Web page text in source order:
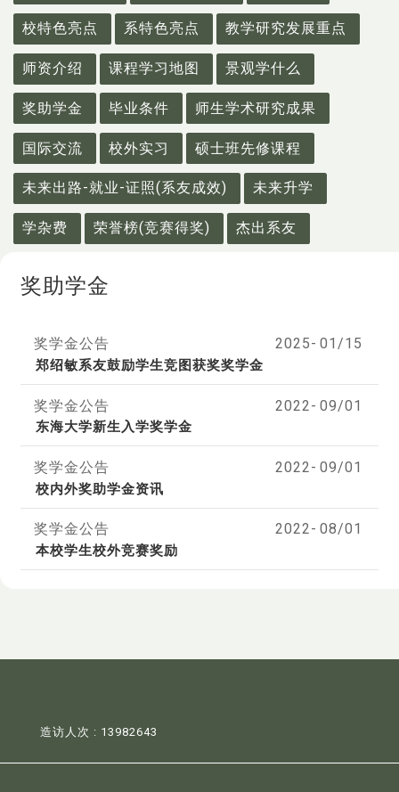
校特色亮点 系特色亮点 教学研究发展重点
师资介绍 课程学习地图 景观学什么
奖助学金 毕业条件 师生学术研究成果
国际交流 校外实习 硕士班先修课程
未来出路-就业-证照(系友成效) 未来升学
学杂费 荣誉榜(竞赛得奖) 杰出系友
奖助学金
奖学金公告
郑绍敏系友鼓励学生竞图获奖奖学金
2025- 01/15
奖学金公告
东海大学新生入学奖学金
2022- 09/01
奖学金公告
校内外奖助学金资讯
2022- 09/01
奖学金公告
本校学生校外竞赛奖励
2022- 08/01
造访人次 : 13982643